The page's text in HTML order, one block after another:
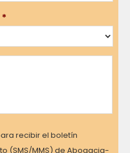
*
recibir el boletín
(SMS/MMS) de Abogacia-